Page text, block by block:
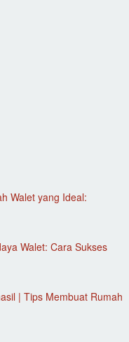
Walet yang Ideal:
Walet: Cara Sukses
| Tips Membuat Rumah